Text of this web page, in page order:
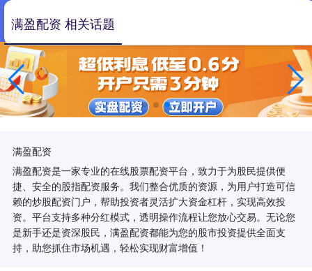
满盈配资
满盈配资是一家专业的在线股票配资平台，致力于为股民提供便
捷、安全的股指配资服务。我们整合优质的资源，为用户打造可信
赖的炒股配资门户，帮助投资者灵活扩大资金杠杆，实现高效投
资。平台支持多种分红模式，透明操作流程让您放心交易。无论您
是新手还是资深股民，满盈配资都能为您的股市投资提供全面支
持，助您抓住市场机遇，轻松实现财富增值！
满盈配资 相关话题